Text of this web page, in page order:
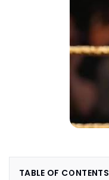
TABLE OF CONTENTS